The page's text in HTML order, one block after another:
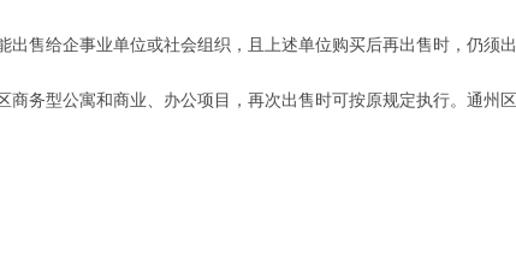
给企事业单位或社会组织，且上述单位购买后再出售时，仍须出
型公寓和商业、办公项目，再次出售时可按原规定执行。通州区